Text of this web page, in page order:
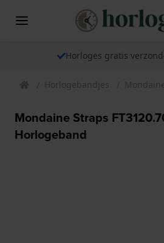
Horloges gratis
Horlogebandjes
Mondaine Straps
Horlogeband